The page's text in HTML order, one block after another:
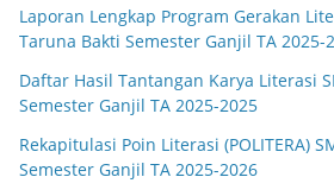
Laporan Lengkap Program Gerakan
Taruna Bakti Semester Ganjil TA 2025-
Daftar Hasil Tantangan Karya Literasi
Semester Ganjil TA 2025-2025
Rekapitulasi Poin Literasi (POLITERA)
Semester Ganjil TA 2025-2026